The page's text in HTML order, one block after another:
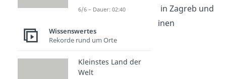
Mathematikprofessor
in Zagreb und
führt nebenbei noch einen
Supermarkt
6/6 – Dauer: 02:40
Wissenswertes
Rekorde rund um Orte
Kleinstes Land der
Welt